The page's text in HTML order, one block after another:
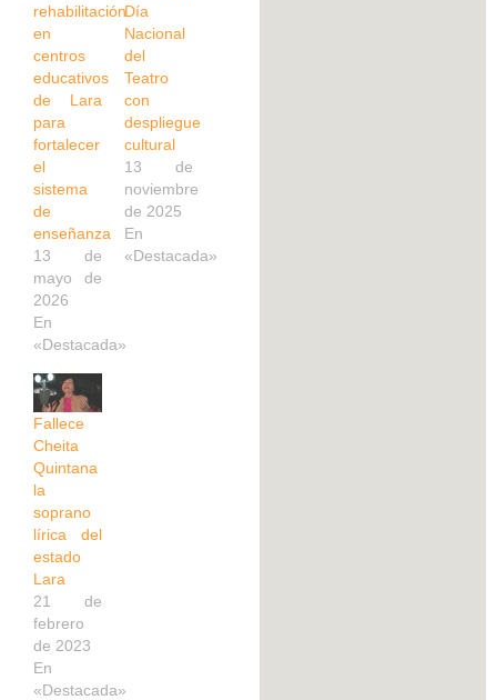
rehabilitación
en
centros
educativos
de Lara
para
fortalecer
el
sistema
de
enseñanza
13 de
mayo de
2026
En
«Destacada»
Día
Nacional
del
Teatro
con
despliegue
cultural
13 de
noviembre
de 2025
En
«Destacada»
Fallece
Cheita
Quintana
la
soprano
lírica del
estado
Lara
21 de
febrero
de 2023
En
«Destacada»